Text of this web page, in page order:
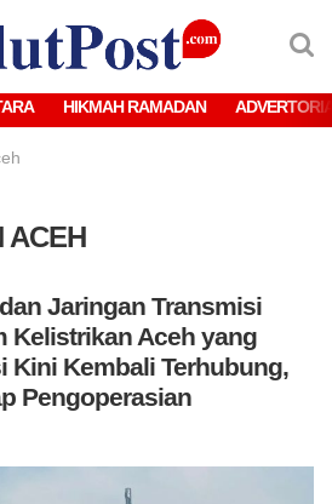
HIKMAH RAMADAN
ACEH
Jaringan Transmisi
Kelistrikan Aceh yang
Kini Kembali Terhubung,
Pengoperasian